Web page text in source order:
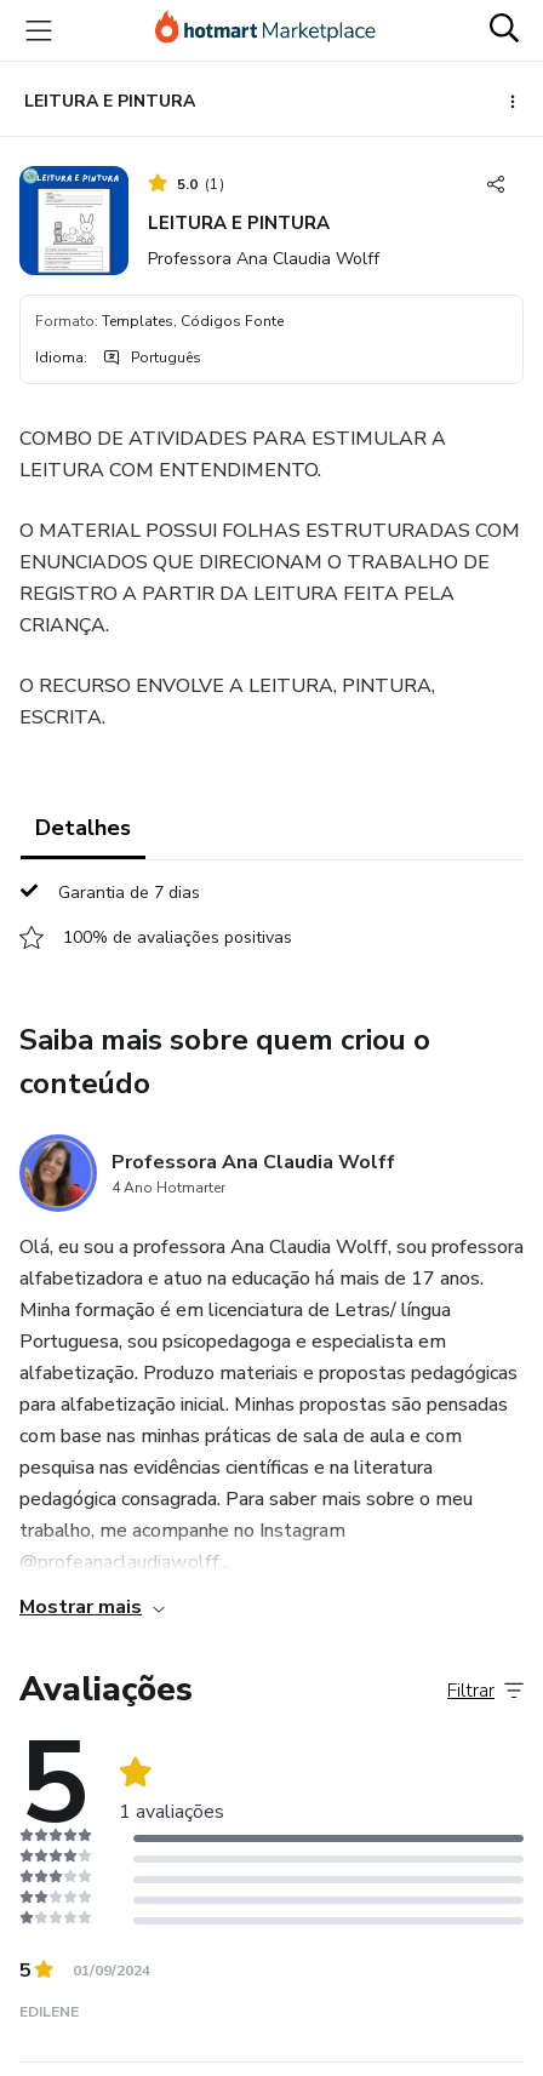
para
conteúdo
principal
para
pagamento
para
rodapé
LEITURA E PINTURA
5.0 (1)
LEITURA E PINTURA
Professora Ana Claudia Wolff
Formato: Templates, Códigos Fonte
Idioma: Português
COMBO DE ATIVIDADES PARA ESTIMULAR A
LEITURA COM ENTENDIMENTO.
O MATERIAL POSSUI FOLHAS ESTRUTURADAS COM
ENUNCIADOS QUE DIRECIONAM O TRABALHO DE
REGISTRO A PARTIR DA LEITURA FEITA PELA
CRIANÇA.
O RECURSO ENVOLVE A LEITURA, PINTURA,
ESCRITA.
Detalhes
Garantia de 7 dias
100% de avaliações positivas
Saiba mais sobre quem criou o
conteúdo
Professora Ana Claudia Wolff
4 Ano Hotmarter
Olá, eu sou a professora Ana Claudia Wolff, sou professora
alfabetizadora e atuo na educação há mais de 17 anos.
Minha formação é em licenciatura de Letras/ língua
Portuguesa, sou psicopedagoga e especialista em
alfabetização. Produzo materiais e propostas pedagógicas
para alfabetização inicial. Minhas propostas são pensadas
com base nas minhas práticas de sala de aula e com
pesquisa nas evidências científicas e na literatura
pedagógica consagrada. Para saber mais sobre o meu
trabalho, me acompanhe no Instagram
@profeanaclaudiawolff...
Mostrar mais
Avaliações
5 1 avaliações
Filtrar
5 01/09/2024
EDILENE